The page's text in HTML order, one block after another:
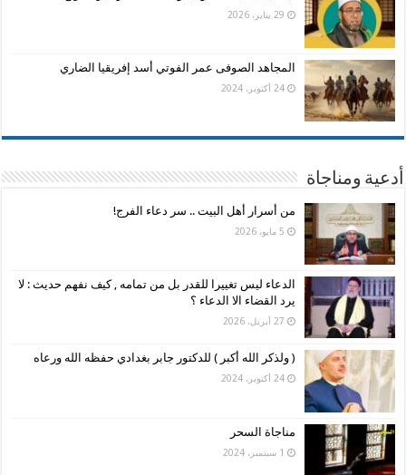
29 يناير، 2026
المجاهد الصوفى عمر الفوتي أسد إفريقيا الضاري
24 أكتوبر، 2024
أدعية ومناجاة
من أسرار أهل البيت .. سر دعاء الفرج!
5 مايو، 2026
الدعاء ليس تغييرا للقدر بل من تمامه , كيف نفهم حديث : لا
يرد القضاء الا الدعاء ؟
27 أبريل، 2026
( ولذكر الله أكبر ) للدكتور جابر بغدادي حفظه الله ورعاه
24 أكتوبر، 2024
مناجاة السحر
1 سبتمبر، 2024